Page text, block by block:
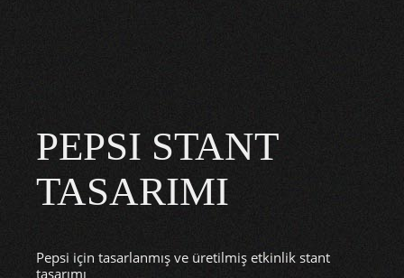
PEPSI STANT
TASARIMI
Pepsi için tasarlanmış ve üretilmiş etkinlik stant
tasarımı